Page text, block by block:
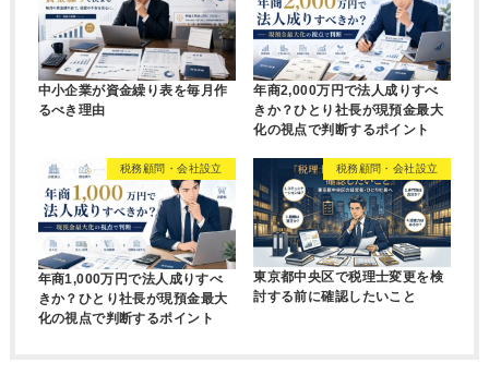
中小企業が資金繰り表を毎月作
るべき理由
年商2,000万円で法人成りすべ
きか？ひとり社長が現預金最大
化の視点で判断するポイント
税務顧問・会社設立
年商1,000万円で法人成りすべ
きか？ひとり社長が現預金最大
化の視点で判断するポイント
税務顧問・会社設立
東京都中央区で税理士変更を検
討する前に確認したいこと